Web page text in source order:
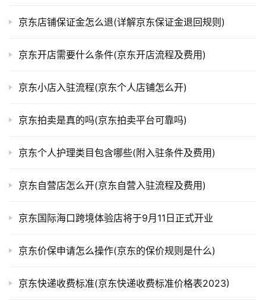
京东店铺保证金怎么退(详解京东保证金退回规则)
京东开店需要什么条件(京东开店流程及费用)
京东小店入驻流程(京东个人店铺怎么开)
京东拍卖是真的吗(京东拍卖平台可靠吗)
京东个人护理类目包含哪些(附入驻条件及费用)
京东自营店怎么开(京东自营入驻流程及费用)
京东国际海口跨境体验店将于9月11日正式开业
京东价保申请怎么操作(京东的保价规则是什么)
京东快递收费标准(京东快递收费标准价格表2023)